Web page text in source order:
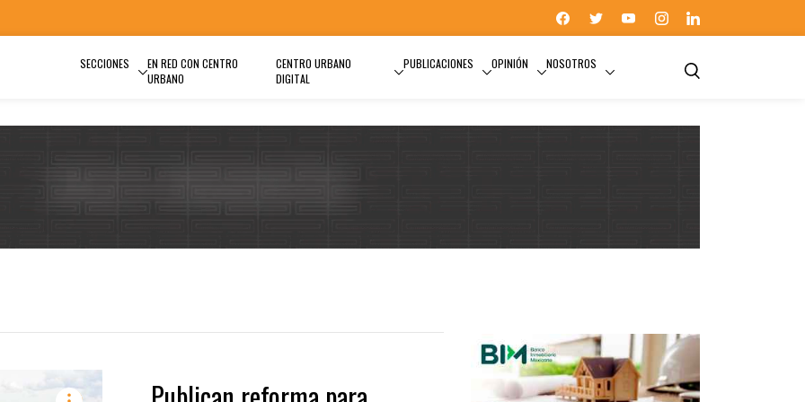
SECCIONES
EN RED CON CENTRO
URBANO
CENTRO URBANO
DIGITAL
PUBLICACIONES OPINIÓN NOSOTROS